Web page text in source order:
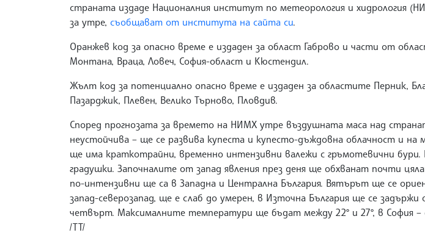
страната издаде Националния институт по метеорология и хидрология
за утре, съобщават от института на сайта си.
Оранжев код за опасно време е издаден за област Габрово и части от
Монтана, Враца, Ловеч, София-област и Кюстендил.
Жълт код за потенциално опасно време е издаден за областите Перник,
Пазарджик, Плевен, Велико Търново, Пловдив.
Според прогнозата за времето на НИМХ утре въздушната маса над
неустойчива – ще се развива купеста и купесто-дъждовна облачност и на
ще има краткотрайни, временно интензивни валежи с гръмотевични
градушки. Започналите от запад явления през деня ще обхванат почти
по-интензивни ще са в Западна и Централна България. Вятърът ще се
запад-северозапад, ще е слаб до умерен, в Източна България ще се
четвърт. Максималните температури ще бъдат между 22° и 27°, в София –
/ТТ/